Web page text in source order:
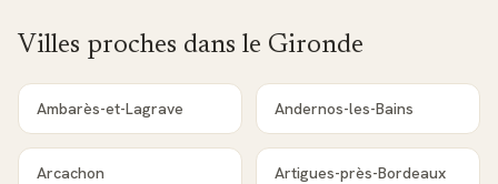
Villes proches dans le Gironde
Ambarès-et-Lagrave Andernos-les-Bains
Arcachon Artigues-près-Bordeaux